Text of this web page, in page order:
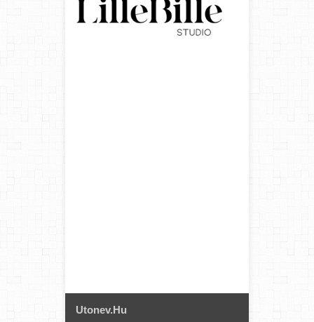
Utonev.hu